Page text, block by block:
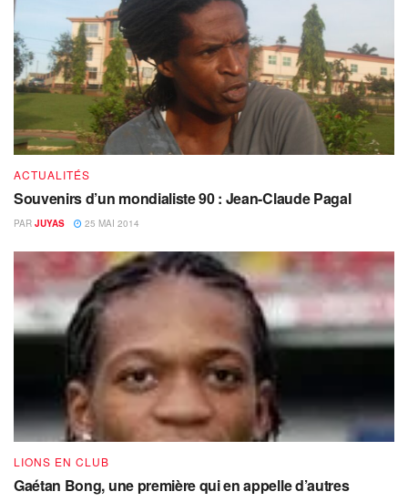
ACTUALITÉS
Souvenirs d’un mondialiste 90 : Jean-Claude Pagal
PAR JUYAS 25 MAI 2014
LIONS EN CLUB
Gaétan Bong, une première qui en appelle d’autres